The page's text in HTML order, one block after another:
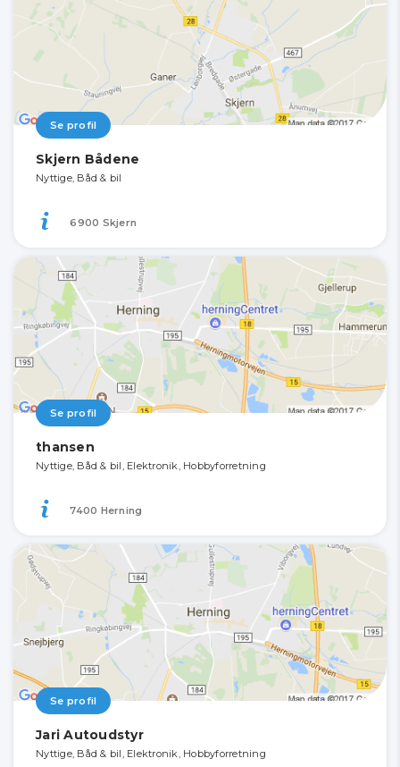
Se profil
Skjern Bådene
Nyttige, Båd & bil
6900 Skjern
Se profil
thansen
Nyttige, Båd & bil, Elektronik, Hobbyforretning
7400 Herning
Se profil
Jari Autoudstyr
Nyttige, Båd & bil, Elektronik, Hobbyforretning